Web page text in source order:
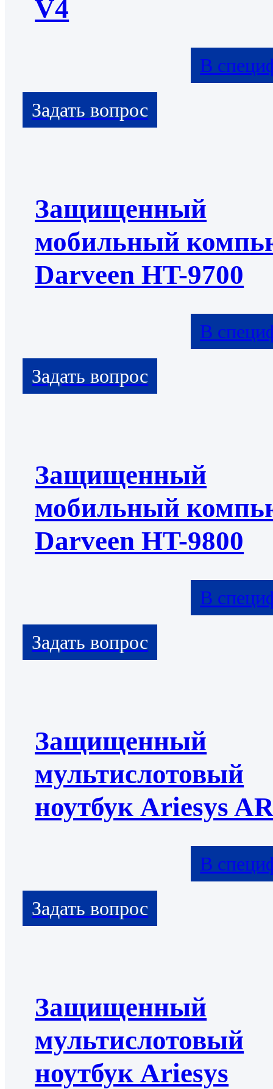
V4
В
Защищенный
мобильный
Darveen HT-9700
В
Защищенный
мобильный
Darveen HT-9800
В
Защищенный
мультислотовый
ноутбук Ariesys
В
Защищенный
мультислотовый
ноутбук Ariesys